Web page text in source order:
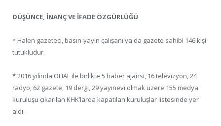
DÜŞÜNCE, İNANÇ VE İFADE ÖZGÜRLÜĞÜ
* Halen gazeteci, basın-yayın çalışanı ya da gazete sahibi 146 kişi
tutukludur.
* 2016 yılında OHAL ile birlikte 5 haber ajansı, 16 televizyon, 24
radyo, 62 gazete, 19 dergi, 29 yayınevi olmak üzere 155 medya
kuruluşu çıkarılan KHK’larda kapatılan kuruluşlar listesinde yer
aldı.